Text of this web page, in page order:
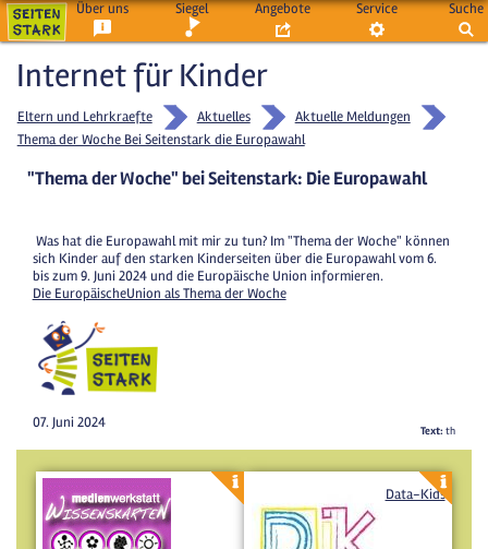
Über uns Siegel Angebote Service Suche
Internet für Kinder
Eltern und Lehrkraefte Aktuelles
Aktuelle Meldungen
Thema der Woche Bei Seitenstark die Europawahl
"Thema der Woche" bei Seitenstark: Die Europawahl
Was hat die Europawahl mit mir zu tun? Im "Thema der Woche" können
sich Kinder auf den starken Kinderseiten über die Europawahl vom 6.
bis zum 9. Juni 2024 und die Europäische Union informieren.
Die EuropäischeUnion als Thema der Woche
Text:th
07. Juni 2024
Data-Kids